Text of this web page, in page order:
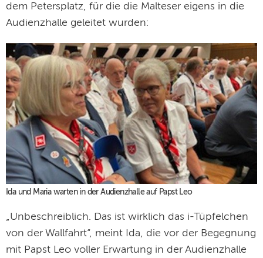
dem Petersplatz, für die die Malteser eigens in die
Audienzhalle geleitet wurden:
Ida und Maria warten in der Audienzhalle auf Papst Leo
„Unbeschreiblich. Das ist wirklich das i-Tüpfelchen
von der Wallfahrt“, meint Ida, die vor der Begegnung
mit Papst Leo voller Erwartung in der Audienzhalle